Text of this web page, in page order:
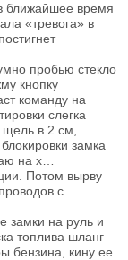
ближайшее время
«тревога» в
пробью стекло
кнопку
команду на
слегка
в 2 см,
замка
на x…
Потом вырву
с
замки на руль и
топлива шланг
бензина, кину ее